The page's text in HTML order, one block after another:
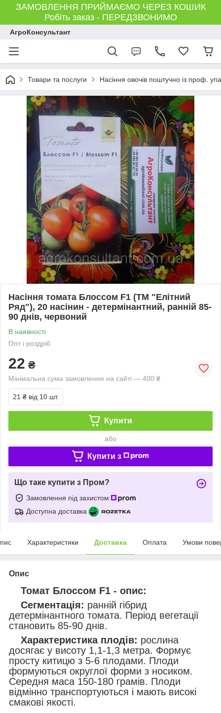
ЗАМОВЛЕННЯ ПРИЙМАЄМО ЧЕРЕЗ КОШИК
Робіть заказ - ПЕРЕДЗВОНИМО
АгроКонсультант
Товари та послуги Насіння овочів поштучно із проф.
Насіння томата Блоссом F1 (ТМ "Елітний
Ряд"), 20 насінин - детермінантний, ранній 85-
90 днів, червоний
В наявності
Опт і роздріб
22 ₴
Мінімальна сума замовлення на сайті — 400 ₴
21 ₴ від 10 шт.
Купити
або
Купити з
Що таке купити з Пром?
Замовлення під захистом
Доступна доставка
Характеристики Доставка Оплата Умови
Опис
Томат Блоссом F1 - опис:
Сегментація: ранній гібрид
детермінантного томата. Період вегетації
становить 85-90 днів.
Характеристика плодів: рослина
досягає у висоту 1,1-1,3 метра. Формує
просту китицю з 5-6 плодами. Плоди
формуються округлої форми з носиком.
Середня маса 150-180 грамів. Плоди
відмінно транспортуються і мають високі
смакові якості.